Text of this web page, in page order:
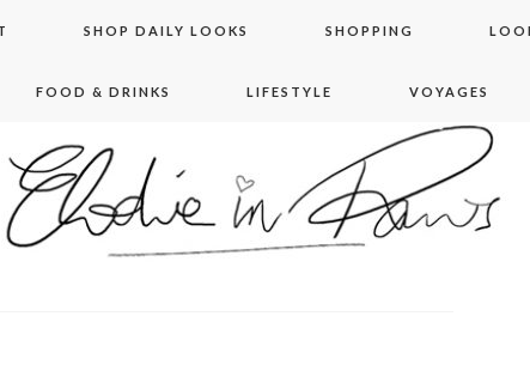
SHOP DAILY LOOKS SHOPPING
FOOD & DRINKS LIFESTYLE VOYAGES
in paris